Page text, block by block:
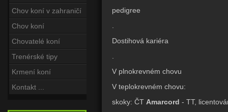
Chov koní v zahraničí
Chov koní
Chovatelé koní
Trenérské tipy
Krmení koní
Kontakt ...
pedigree
Dostihová kariéra
V plnokrevném chovu
V teplokrevném chovu:
skoky: ČT Amarcord - TT,